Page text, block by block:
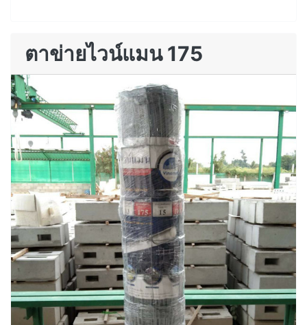
ตาข่ายไวน์แมน 175